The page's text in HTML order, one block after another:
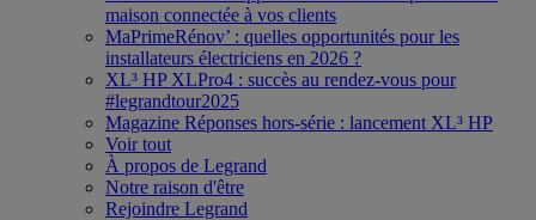
maison connectée à vos clients
MaPrimeRénov’ : quelles opportunités pour les
installateurs électriciens en 2026 ?
XL³ HP XLPro4 : succès au rendez-vous pour
#legrandtour2025
Magazine Réponses hors-série : lancement XL³ HP
Voir tout
À propos de Legrand
Notre raison d'être
Rejoindre Legrand